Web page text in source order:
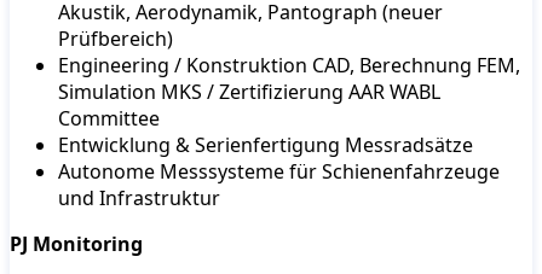
Akustik, Aerodynamik, Pantograph (neuer
Prüfbereich)
Engineering / Konstruktion CAD, Berechnung FEM,
Simulation MKS / Zertifizierung AAR WABL
Committee
Entwicklung & Serienfertigung Messradsätze
Autonome Messsysteme für Schienenfahrzeuge
und Infrastruktur
PJ Monitoring